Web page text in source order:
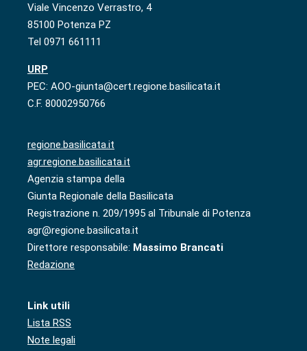
Viale Vincenzo Verrastro, 4
85100 Potenza PZ
Tel 0971 661111
URP
PEC: AOO-giunta@cert.regione.basilicata.it
C.F. 80002950766
regione.basilicata.it
agr.regione.basilicata.it
Agenzia stampa della
Giunta Regionale della Basilicata
Registrazione n. 209/1995 al Tribunale di Potenza
agr@regione.basilicata.it
Direttore responsabile: Massimo Brancati
Redazione
Link utili
Lista RSS
Note legali